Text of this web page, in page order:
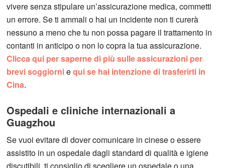
vivere senza stipulare un’assicurazione medica, commetti
un errore. Se ti ammali o hai un incidente non ti curerà
nessuno a meno che tu non possa pagare il trattamento in
contanti in anticipo o non lo copra la tua assicurazione.
Clicca qui per saperne di più sulle assicurazioni per
brevi soggiorniequi se hai intenzione di trasferirti in
Cina.
Ospedali e cliniche internazionali a
Guagzhou
Se vuoi evitare di dover comunicare in cinese o essere
assistito in un ospedale dagli standard di qualità e igiene